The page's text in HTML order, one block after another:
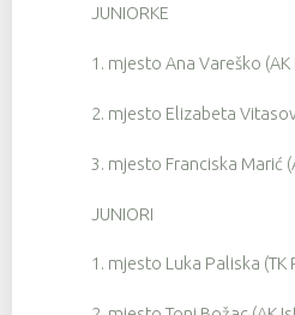
JUNIORKE
1. mjesto Ana Vareško (AK
2. mjesto Elizabeta
3. mjesto Franciska Marić
JUNIORI
1. mjesto Luka Paliska (TK